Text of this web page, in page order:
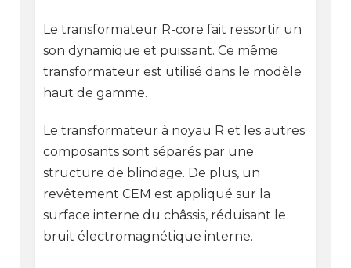
Le transformateur R-core fait ressortir un
son dynamique et puissant. Ce même
transformateur est utilisé dans le modèle
haut de gamme.
Le transformateur à noyau R et les autres
composants sont séparés par une
structure de blindage. De plus, un
revêtement CEM est appliqué sur la
surface interne du châssis, réduisant le
bruit électromagnétique interne.